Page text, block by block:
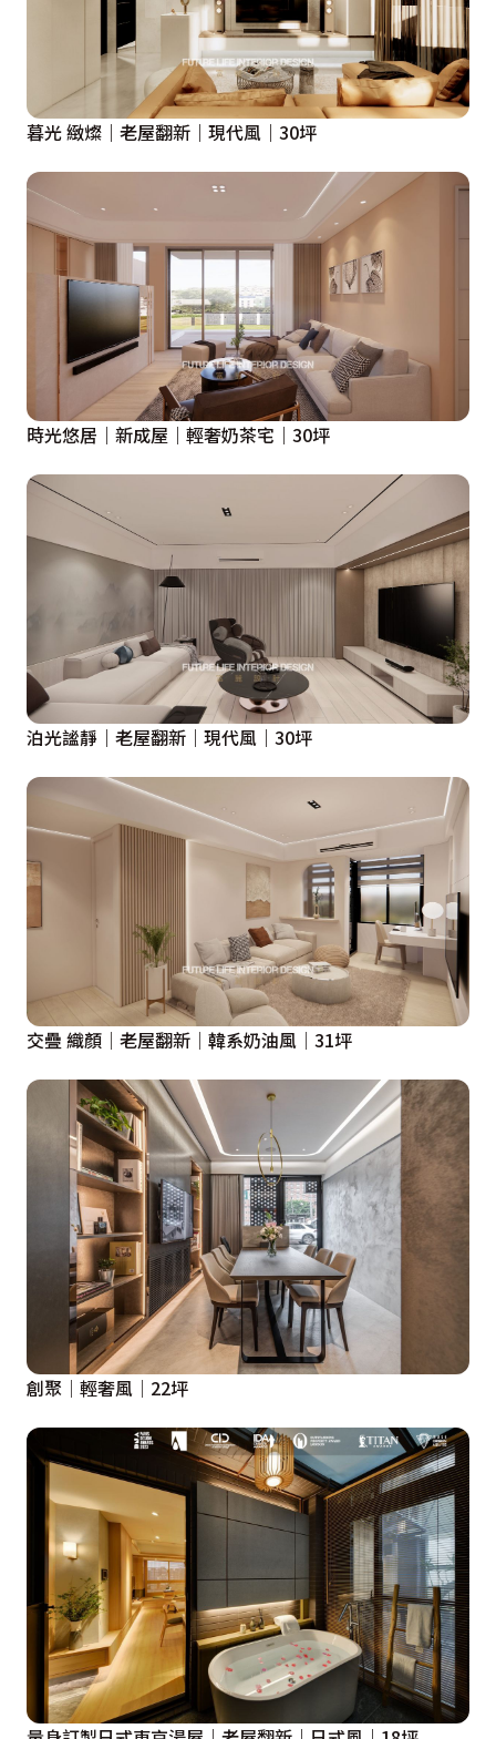
暮光 緻燦｜老屋翻新｜現代風｜30坪
時光悠居｜新成屋｜輕奢奶茶宅｜30坪
泊光謐靜｜老屋翻新｜現代風｜30坪
交疊 織顏│老屋翻新│韓系奶油風│31坪
創聚│輕奢風│22坪